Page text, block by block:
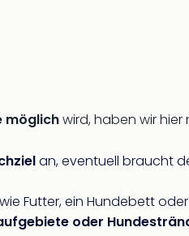
möglichwird, haben wir
an, eventuell braucht
Futter, ein Hundebett
oder